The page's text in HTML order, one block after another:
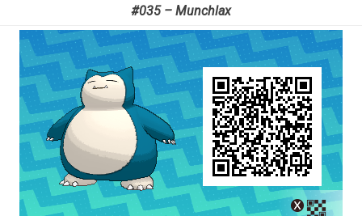
#035 – Munchlax